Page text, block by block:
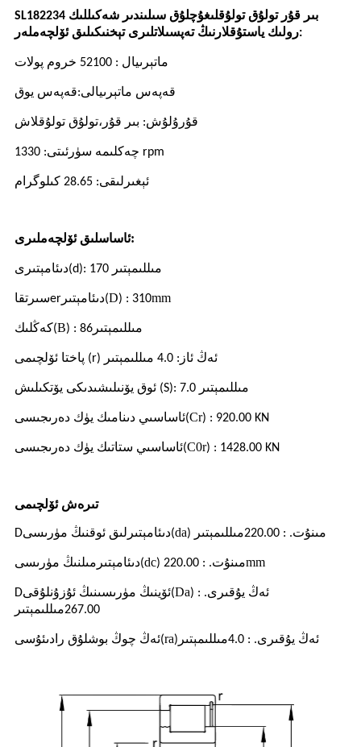
SL182234 بىر قۇر تولۇق تولۇقلىغۇچلۇق سىلىندىر شەكىللىك
رولىك ياستۇقلارنىڭ تەپسىلاتلىرى تېخنىكىلىق ئۆلچەملەر :
ماتېرىيال : 52100 خروم پولات
قەپەس ماتېرىيالى:قەپەس يوق
قۇرۇلۇش: بىر قۇر،تولۇق تولۇقلاش
چەكلىمە سۈرئىتى: 1330 rpm
ئېغىرلىقى: 28.65 كىلوگرام
ئاساسلىقئۆلچەملىرى:
دىئامېتىرى (d): 170 مىللىمېتىر
سىرتقاer دىئامېتىر(D) : 310mm
كەڭلىك(B) : 86 مىللىمېتىر
پاختا ئۆلچىمى (r) ئەڭ ئاز: 4.0 مىللىمېتىر
ئوق يۆنىلىشىدىكى يۆتكىلىش (S): 7.0 مىللىمېتىر
ئاساسىي دىنامىك يۈك دەرىجىسى(Cr) : 920.00 KN
ئاساسىي ستاتىك يۈك دەرىجىسى(C0r) : 1428.00 KN
تىرەش ئۆلچىمى
Dدىئامېتىرلىق ئوقنىڭ مۈرىسى(da) مىنۇت. : 220.00 مىللىمېتىر
دىئامېتىر مىلنىڭ مۈرىسى (dc) مىنۇت. : 220.00 mm
Dئۆينىڭ مۈرىسىنىڭ ئۇزۇنلۇقى(Da) ئەڭ يۇقىرى. :
267.00مىللىمېتىر
ئەڭ چوڭ بوشلۇق رادىئۇسى(ra) ئەڭ يۇقىرى. : 4.0 مىللىمېتىر